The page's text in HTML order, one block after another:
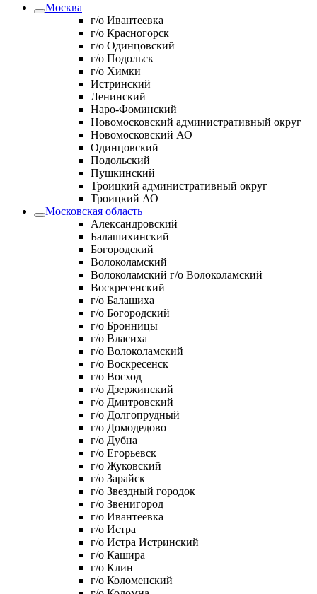
Москва
г/о Ивантеевка
г/о Красногорск
г/о Одинцовский
г/о Подольск
г/о Химки
Истринский
Ленинский
Наро-Фоминский
Новомосковский административный округ
Новомосковский АО
Одинцовский
Подольский
Пушкинский
Троицкий административный округ
Троицкий АО
Московская область
Александровский
Балашихинский
Богородский
Волоколамский
Волоколамский г/о Волоколамский
Воскресенский
г/о Балашиха
г/о Богородский
г/о Бронницы
г/о Власиха
г/о Волоколамский
г/о Воскресенск
г/о Восход
г/о Дзержинский
г/о Дмитровский
г/о Долгопрудный
г/о Домодедово
г/о Дубна
г/о Егорьевск
г/о Жуковский
г/о Зарайск
г/о Звездный городок
г/о Звенигород
г/о Ивантеевка
г/о Истра
г/о Истра Истринский
г/о Кашира
г/о Клин
г/о Коломенский